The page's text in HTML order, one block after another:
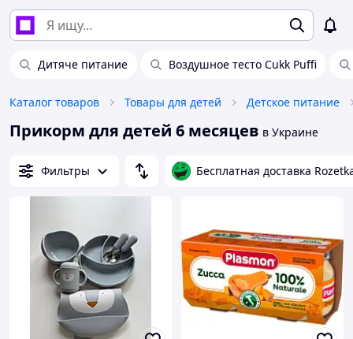
Дитяче питание Воздушное тесто Cukk Puffi
Каталог товаров Товары для детей Детское питание
Прикорм для детей 6 месяцев в Украине
Фильтры Бесплатная доставка